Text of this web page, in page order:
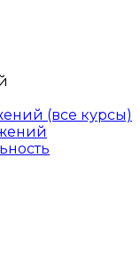
(все курсы)